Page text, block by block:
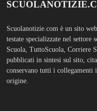
Scuolanotizie.com è un sito
testate specializzate nel settore
Scuola, TuttoScuola, Corriere
pubblicati in sintesi sul sito,
conservano tutti i collegamenti
origine.